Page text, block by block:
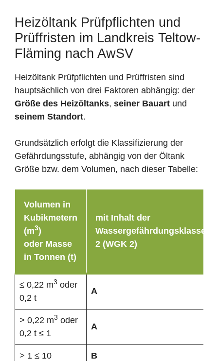
Heizöltank Prüfpflichten und
Prüffristen im Landkreis Teltow-
Fläming nach AwSV
Heizöltank Prüfpflichten und Prüffristen sind
hauptsächlich von drei Faktoren abhängig: der
Größe des Heizöltanks, seiner Bauart und
seinem Standort.
Grundsätzlich erfolgt die Klassifizierung der
Gefährdungsstufe, abhängig von der Öltank
Größe bzw. dem Volumen, nach dieser Tabelle:
Volumen in
Kubikmetern
(m3)
oder Masse
in Tonnen (t)
mit Inhalt der
Wassergefährdungsklasse
2 (WGK 2)
≤ 0,22 m3 oder
0,2 t
A
> 0,22 m3 oder
0,2 t ≤ 1
A
> 1 ≤ 10 B